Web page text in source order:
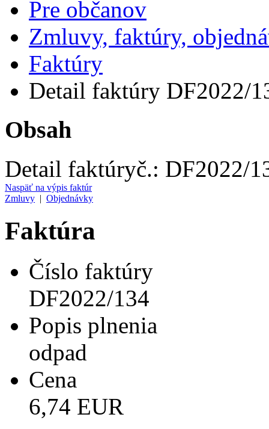
Pre občanov
Zmluvy, faktúry,
Faktúry
Detail faktúry DF2022/
Obsah
Detail faktúryč.: DF2022/
Naspäť na výpis faktúr
Zmluvy | Objednávky
Faktúra
Číslo faktúry
DF2022/134
Popis plnenia
odpad
Cena
6,74 EUR